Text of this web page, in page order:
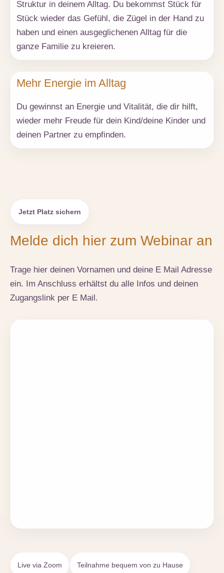
Struktur in deinem Alltag. Du bekommst Stück für
Stück wieder das Gefühl, die Zügel in der Hand zu
haben und einen ausgeglichenen Alltag für die
ganze Familie zu kreieren.
Mehr Energie im Alltag
Du gewinnst an Energie und Vitalität, die dir hilft,
wieder mehr Freude für dein Kind/deine Kinder und
deinen Partner zu empfinden.
Jetzt Platz sichern
Melde dich hier zum Webinar an
Trage hier deinen Vornamen und deine E Mail Adresse
ein. Im Anschluss erhältst du alle Infos und deinen
Zugangslink per E Mail.
Live via Zoom Teilnahme bequem von zu Hause